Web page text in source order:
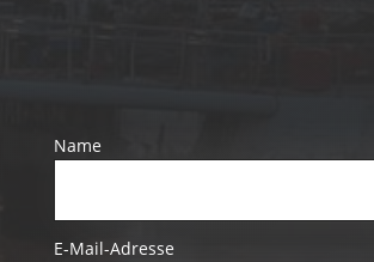
Name
E-Mail-Adresse